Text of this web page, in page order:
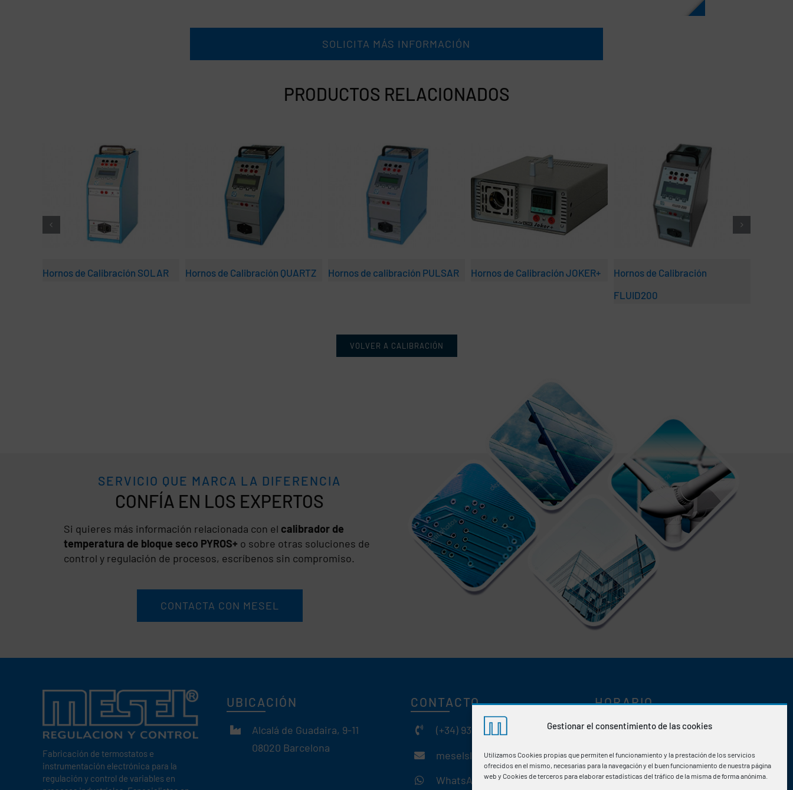
Gestionar el consentimiento de las cookies
Utilizamos Cookies propias que permiten el funcionamiento y la prestación de los servicios
ofrecidos en el mismo, necesarias para la navegación y el buen funcionamiento de nuestra página
web y Cookies de terceros para elaborar estadísticas del tráfico de la misma de forma anónima.
SOLICITA MÁS INFORMACIÓN
PRODUCTOS RELACIONADOS
Hornos de Calibración SOLAR Hornos de Calibración QUARTZ Hornos de calibración PULSAR Hornos de Calibración JOKER+
Hornos de Calibración
FLUID200
VOLVER A CALIBRACIÓN
SERVICIO QUE MARCA LA DIFERENCIA
CONFÍA
Si quieres más información relacionada con el calibrador de
temperatura de bloque seco PYROS+ o sobre otras soluciones de
control y regulación de procesos, escríbenos sin compromiso.
CONTACTA CON MESEL
Fabricación de termostatos e
instrumentación electrónica para la
regulación y control de variables en
UBICACIÓN
Alcalá de Guadaira, 9-11
08020 Barcelona
CONTACTO
(+34) 93 308 85 58
meselsl@mesel.com
WhatsApp
HORARIO
Lunes-Viernes: